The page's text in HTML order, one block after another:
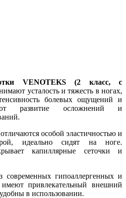
VENOTEKS (2 класс, с
усталость и тяжесть в ногах,
болевых ощущений и
развитие осложнений и
особой эластичностью и
идеально сидят на ноге.
капиллярные сеточки и
современных гипоаллергенных и
имеют привлекательный внешний
в использовании.